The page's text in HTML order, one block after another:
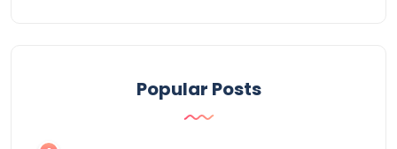
Popular Posts